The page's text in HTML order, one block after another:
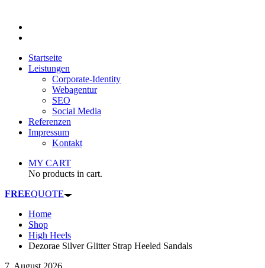
Startseite
Leistungen
Corporate-Identity
Webagentur
SEO
Social Media
Referenzen
Impressum
Kontakt
MY CART
No products in cart.
FREEQUOTE
Home
Shop
High Heels
Dezorae Silver Glitter Strap Heeled Sandals
7. August 2026